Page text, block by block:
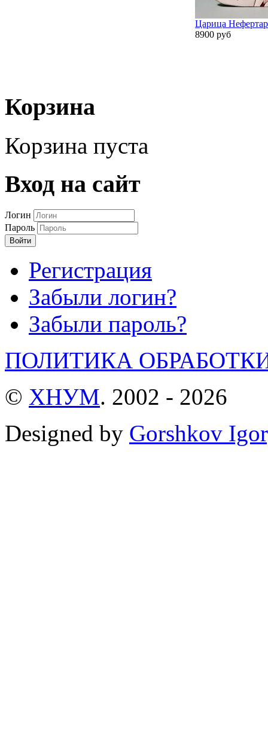
Царица
8900 руб
Корзина
Корзина пуста
Вход на сайт
Логин
Пароль
Войти
Регистрация
Забыли логин?
Забыли пароль?
ПОЛИТИКА
© ХНУМ. 2002 - 2026
Designed by Gorshkov Igor